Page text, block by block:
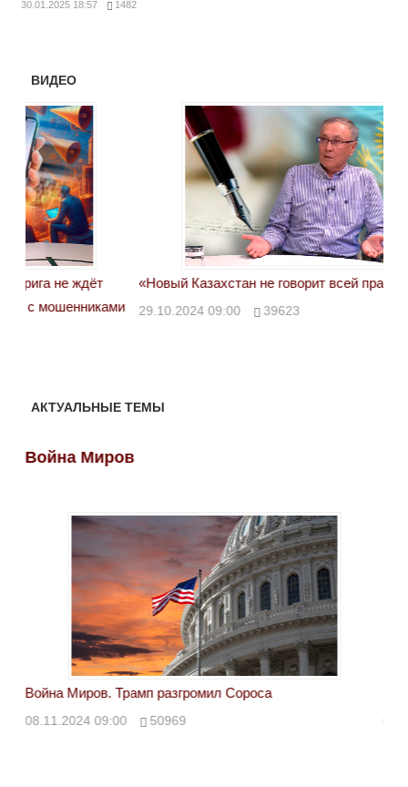
30.01.2025 18:57 1482
ВИДЕО
«Новый Казахстан не говорит всей правды»
29.10.2024 09:00 39623
АКТУАЛЬНЫЕ ТЕМЫ
Война Миров
Война Миров. Трамп разгромил Сороса
08.11.2024 09:00 50969